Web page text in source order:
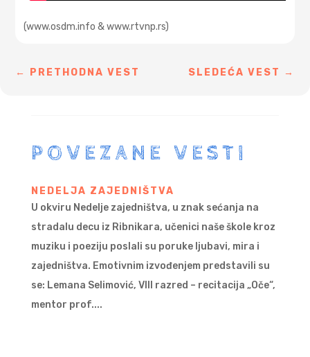
(www.osdm.info & www.rtvnp.rs)
← PRETHODNA VEST SLEDEĆA VEST →
POVEZANE VESTI
NEDELJA ZAJEDNIŠTVA
U okviru Nedelje zajedništva, u znak sećanja na
stradalu decu iz Ribnikara, učenici naše škole kroz
muziku i poeziju poslali su poruke ljubavi, mira i
zajedništva. Emotivnim izvođenjem predstavili su
se: Lemana Selimović, VIII razred – recitacija „Oče“,
mentor prof....